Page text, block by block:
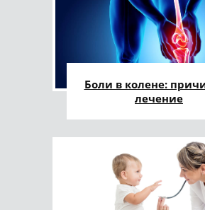
Боли в колене:
лечение